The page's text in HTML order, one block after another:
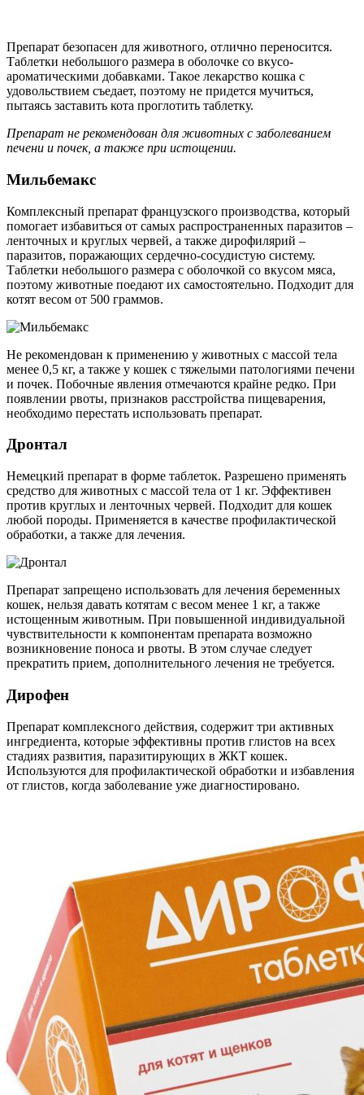
Препарат безопасен для животного, отлично переносится.
Таблетки небольшого размера в оболочке со вкусо-
ароматическими добавками. Такое лекарство кошка с
удовольствием съедает, поэтому не придется мучиться,
пытаясь заставить кота проглотить таблетку.
Препарат не рекомендован для животных с заболеванием
печени и почек, а также при истощении.
Мильбемакс
Комплексный препарат французского производства, который
помогает избавиться от самых распространенных паразитов –
ленточных и круглых червей, а также дирофилярий –
паразитов, поражающих сердечно-сосудистую систему.
Таблетки небольшого размера с оболочкой со вкусом мяса,
поэтому животные поедают их самостоятельно. Подходит для
котят весом от 500 граммов.
Не рекомендован к применению у животных с массой тела
менее 0,5 кг, а также у кошек с тяжелыми патологиями печени
и почек. Побочные явления отмечаются крайне редко. При
появлении рвоты, признаков расстройства пищеварения,
необходимо перестать использовать препарат.
Дронтал
Немецкий препарат в форме таблеток. Разрешено применять
средство для животных с массой тела от 1 кг. Эффективен
против круглых и ленточных червей. Подходит для кошек
любой породы. Применяется в качестве профилактической
обработки, а также для лечения.
Препарат запрещено использовать для лечения беременных
кошек, нельзя давать котятам с весом менее 1 кг, а также
истощенным животным. При повышенной индивидуальной
чувствительности к компонентам препарата возможно
возникновение поноса и рвоты. В этом случае следует
прекратить прием, дополнительного лечения не требуется.
Дирофен
Препарат комплексного действия, содержит три активных
ингредиента, которые эффективны против глистов на всех
стадиях развития, паразитирующих в ЖКТ кошек.
Используются для профилактической обработки и избавления
от глистов, когда заболевание уже диагностировано.